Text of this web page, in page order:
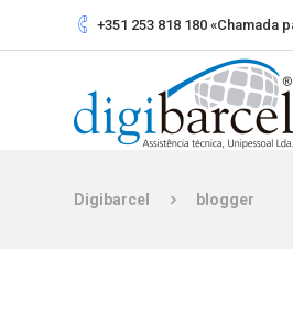
+351 253 818 180 «Chamada
Digibarcel blogger